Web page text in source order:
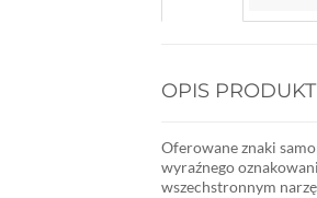
OPIS
Oferowane znaki
wyraźnego
wszechstronnym